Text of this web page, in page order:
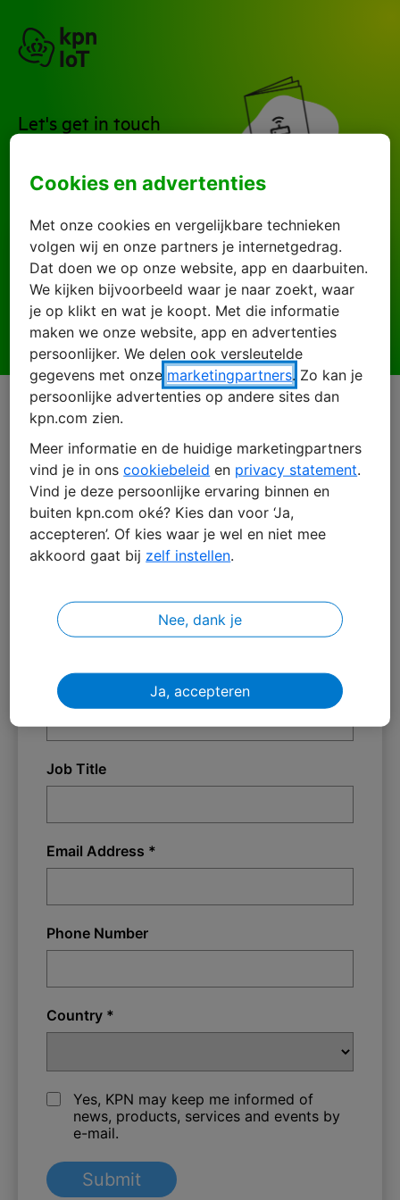
Let's get in touch
How can we help you?
Question
First Name *
Last Name *
Company *
Job Title
Email Address *
Phone Number
Country *
Yes, KPN may keep me informed of
news, products, services and events by
e-mail.
Cookies en advertenties
Met onze cookies en vergelijkbare technieken
volgen wij en onze partners je internetgedrag.
Dat doen we op onze website, app en daarbuiten.
We kijken bijvoorbeeld waar je naar zoekt, waar
je op klikt en wat je koopt. Met die informatie
maken we onze website, app en advertenties
persoonlijker. We delen ook versleutelde
gegevens met onze marketingpartners. Zo kan je
persoonlijke advertenties op andere sites dan
kpn.com zien.
Meer informatie en de huidige marketingpartners
vind je in ons cookiebeleid en privacy statement.
Vind je deze persoonlijke ervaring binnen en
buiten kpn.com oké? Kies dan voor ‘Ja,
accepteren’. Of kies waar je wel en niet mee
akkoord gaat bij zelf instellen.
Nee, dank je
Ja, accepteren